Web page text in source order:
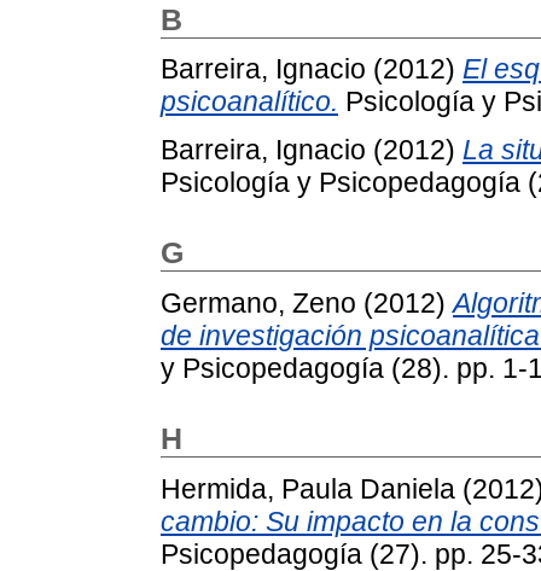
B
Barreira, Ignacio (2012) El
psicoanalítico. Psicología y
Barreira, Ignacio (2012) La
Psicología y Psicopedagogía
G
Germano, Zeno (2012)
de investigación
y Psicopedagogía (28). pp. 1-
H
Hermida, Paula Daniela
cambio: Su impacto en la
Psicopedagogía (27). pp. 25-